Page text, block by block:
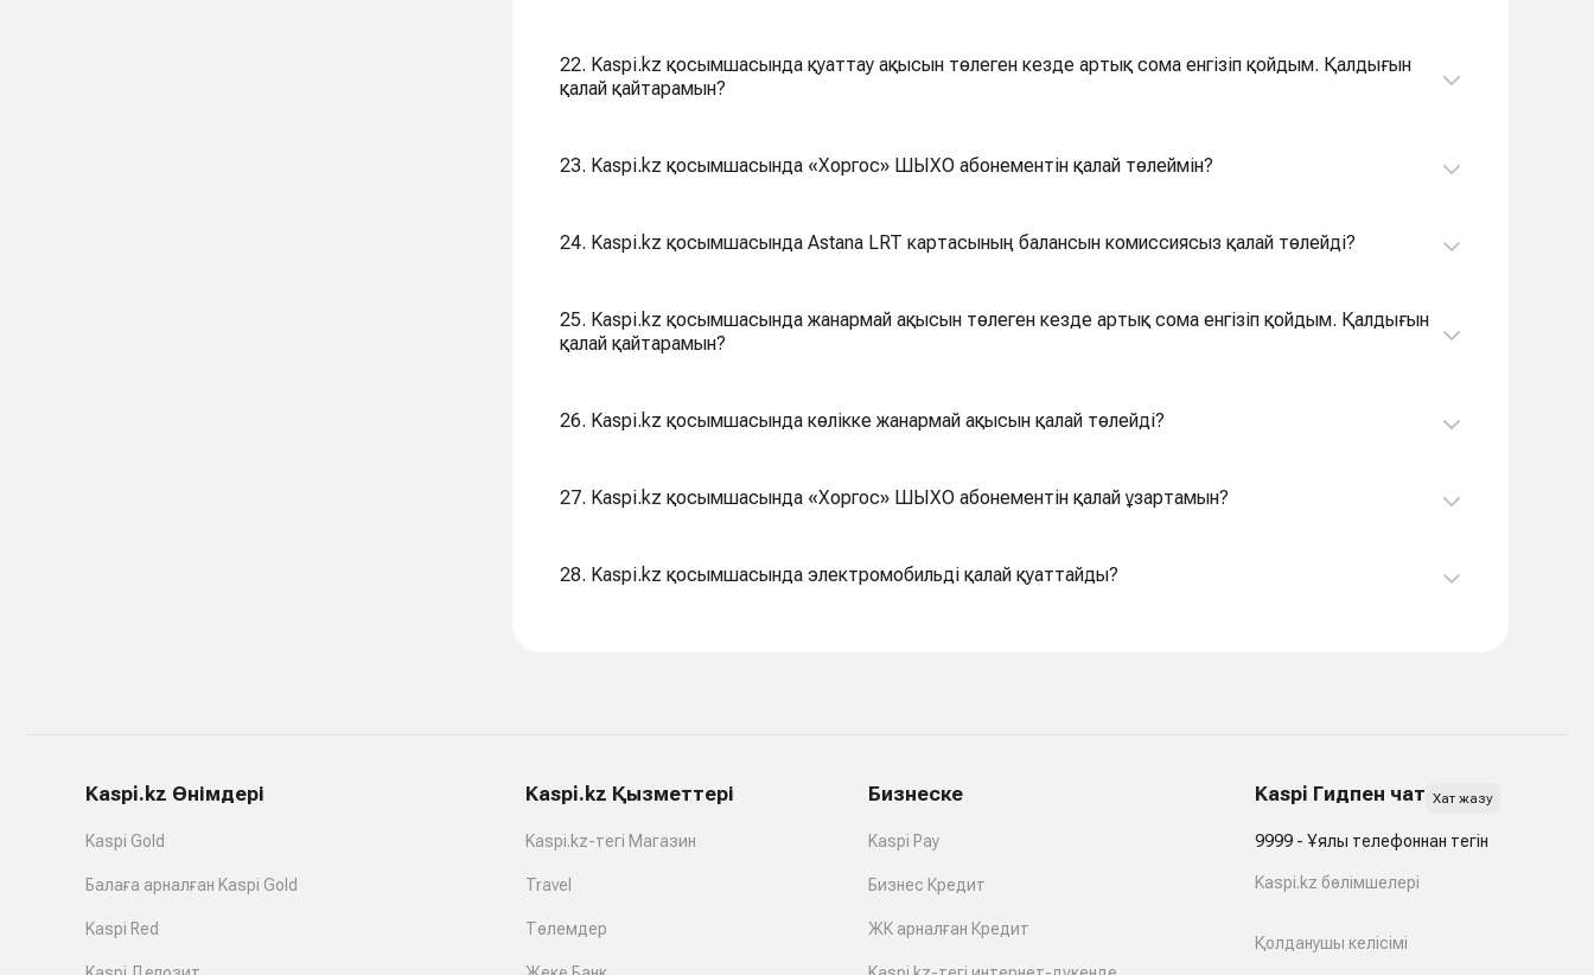
22. Kaspi.kz қосымшасында қуаттау ақысын төлеген кезде артық сома енгізіп қойдым. Қалдығын
қалай қайтарамын?
23. Kaspi.kz қосымшасында «Хоргос» ШЫХО абонементін қалай төлеймін?
24. Kaspi.kz қосымшасында Astana LRT картасының балансын комиссиясыз қалай төлейді?
25. Kaspi.kz қосымшасында жанармай ақысын төлеген кезде артық сома енгізіп қойдым. Қалдығын
қалай қайтарамын?
26. Kaspi.kz қосымшасында көлікке жанармай ақысын қалай төлейді?
27. Kaspi.kz қосымшасында «Хоргос» ШЫХО абонементін қалай ұзартамын?
28. Kaspi.kz қосымшасында электромобильді қалай қуаттайды?
Kaspi.kz Өнімдері
Kaspi Gold
Балаға арналған Kaspi Gold
Kaspi Red
Kaspi.kz Қызметтері
Kaspi.kz-тегі Магазин
Travel
Төлемдер
Бизнеске
Kaspi Pay
Бизнес Кредит
ЖК арналған Кредит
Kaspi Гидпен чат Хат жазу
9999 - Ұялы телефоннан тегін
Kaspi.kz бөлімшелері
Қолданушы келісімі